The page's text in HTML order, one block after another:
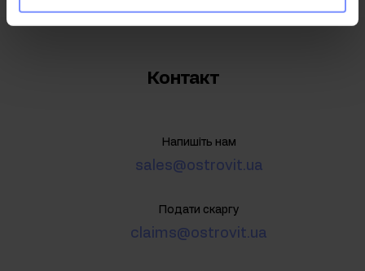
Контакт
Напишіть нам
sales@ostrovit.ua
Подати скаргу
claims@ostrovit.ua